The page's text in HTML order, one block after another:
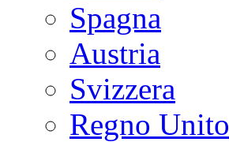
Spagna
Austria
Svizzera
Regno Unito